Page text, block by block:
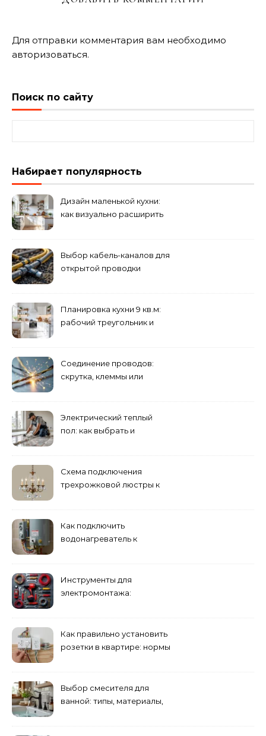
Для отправки комментария вам необходимо
авторизоваться.
Поиск по сайту
Набирает популярность
Дизайн маленькой кухни:
как визуально расширить
Выбор кабель-каналов для
открытой проводки
Планировка кухни 9 кв.м:
рабочий треугольник и
Соединение проводов:
скрутка, клеммы или
Электрический теплый
пол: как выбрать и
Схема подключения
трехрожковой люстры к
Как подключить
водонагреватель к
Инструменты для
электромонтажа:
Как правильно установить
розетки в квартире: нормы
Выбор смесителя для
ванной: типы, материалы,